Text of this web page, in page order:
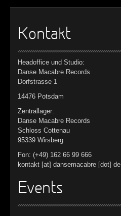
Kontakt
Headoffice und Studio:
Danse Macabre Records
Dorfstrasse 1
14476 Potsdam
Zentrallager:
Danse Macabre Records
Schloss Cottenau
95339 Wirsberg
Fon: (+49) 162 66 99 666
kontakt [at] dansemacabre [dot] de
Events